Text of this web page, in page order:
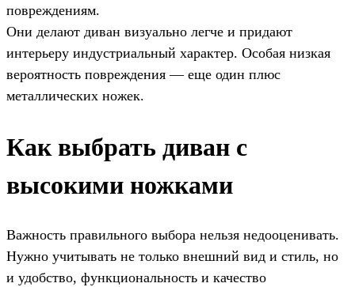
повреждениям.
Они делают диван визуально легче и придают
интерьеру индустриальный характер. Особая низкая
вероятность повреждения — еще один плюс
металлических ножек.
Как выбрать диван с
высокими ножками
Важность правильного выбора нельзя недооценивать.
Нужно учитывать не только внешний вид и стиль, но
и удобство, функциональность и качество